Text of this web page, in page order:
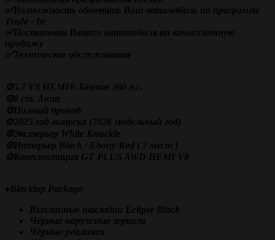
✅Возможность обменять Ваш автомобиль по программе
Trade - In
✅Постановка Вашего автомобиля на комиссионную
продажу
✅Техническое обслуживание
⚙️5.7 V8 HEMI® Бензин 360 л.с.
⚙️8 ст. Акпп
⚙️Полный привод
⚙️2025 год выпуска (2026 модельный год)
⚙️Экстерьер White Knuckle
⚙️Интерьер Black / Ebony Red ( 7 мест )
⚙️Комплектация GT PLUS AWD HEMI V8
♦️Blacktop Package
Выхлопные накладки Eclipse Black
Чёрные наружные зеркала
Чёрные рейлинги